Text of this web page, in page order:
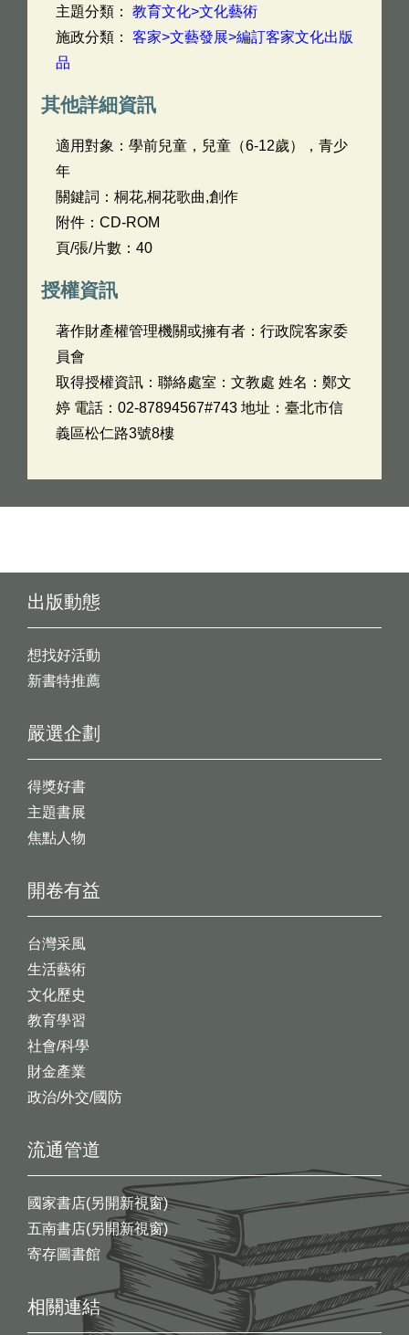
主題分類： 教育文化>文化藝術
施政分類： 客家>文藝發展>編訂客家文化出版
品
其他詳細資訊
適用對象：學前兒童，兒童（6-12歲），青少
年
關鍵詞：桐花,桐花歌曲,創作
附件：CD-ROM
頁/張/片數：40
授權資訊
著作財產權管理機關或擁有者：行政院客家委
員會
取得授權資訊：聯絡處室：文教處 姓名：鄭文
婷 電話：02-87894567#743 地址：臺北市信
義區松仁路3號8樓
出版動態
想找好活動
新書特推薦
開卷有益
台灣采風
生活藝術
文化歷史
教育學習
社會/科學
財金產業
政治/外交/國防
嚴選企劃
得獎好書
主題書展
焦點人物
流通管道
國家書店(另開新視窗)
五南書店(另開新視窗)
寄存圖書館
相關連結